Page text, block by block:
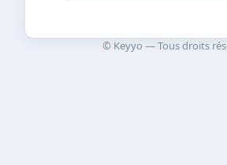
© Keyyo — Tous droits